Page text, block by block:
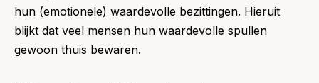
hun (emotionele) waardevolle bezittingen. Hieruit
blijkt dat veel mensen hun waardevolle spullen
gewoon thuis bewaren.